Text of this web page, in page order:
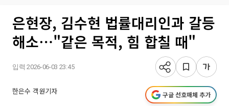
은현장, 김수현 법률대리인과 갈등
해소⋯"같은 목적, 힘 합칠 때"
입력 2026-06-03 23:45
한은수 객원기자 구글 선호매체 추가